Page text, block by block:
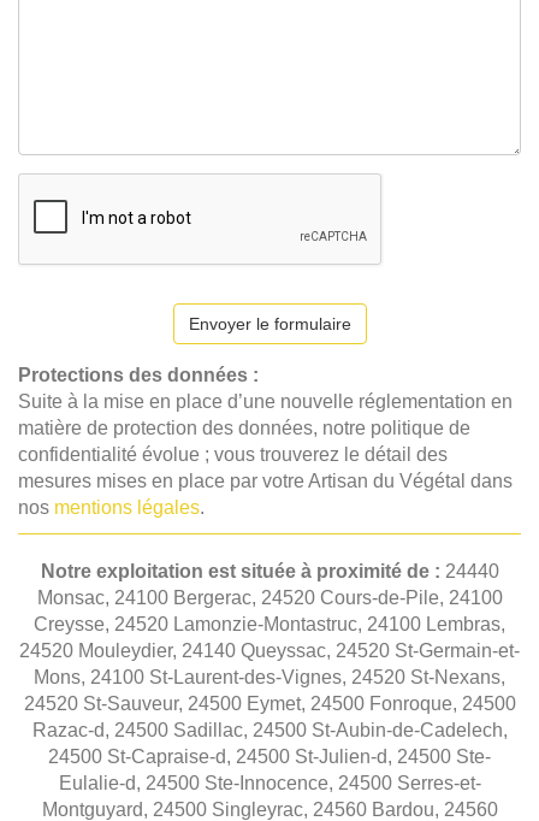
Envoyer le formulaire
Protections des données :
Suite à la mise en place d’une nouvelle réglementation en
matière de protection des données, notre politique de
confidentialité évolue ; vous trouverez le détail des
mesures mises en place par votre Artisan du Végétal dans
nos mentions légales.
Notre exploitation est située à proximité de : 24440
Monsac, 24100 Bergerac, 24520 Cours-de-Pile, 24100
Creysse, 24520 Lamonzie-Montastruc, 24100 Lembras,
24520 Mouleydier, 24140 Queyssac, 24520 St-Germain-et-
Mons, 24100 St-Laurent-des-Vignes, 24520 St-Nexans,
24520 St-Sauveur, 24500 Eymet, 24500 Fonroque, 24500
Razac-d, 24500 Sadillac, 24500 St-Aubin-de-Cadelech,
24500 St-Capraise-d, 24500 St-Julien-d, 24500 Ste-
Eulalie-d, 24500 Ste-Innocence, 24500 Serres-et-
Montguyard, 24500 Singleyrac, 24560 Bardou, 24560